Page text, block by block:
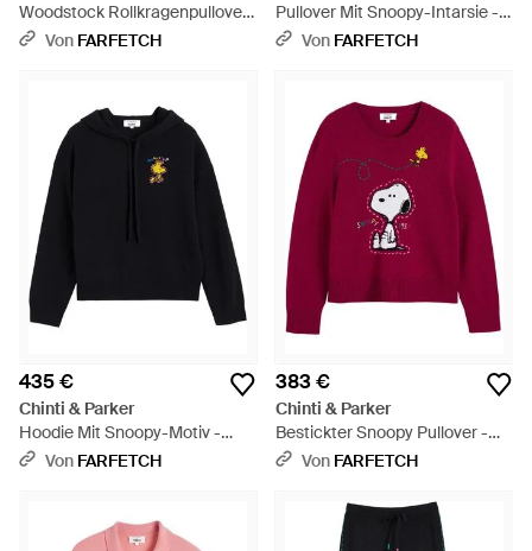
Woodstock Rollkragenpullover
- Grau
Von FARFETCH
Pullover Mit Snoopy-Intarsie -
Schwarz
Von FARFETCH
435 €
Chinti & Parker
Hoodie Mit Snoopy-Motiv -
Schwarz
Von FARFETCH
383 €
Chinti & Parker
Bestickter Snoopy Pullover -
RotVon FARFETCH